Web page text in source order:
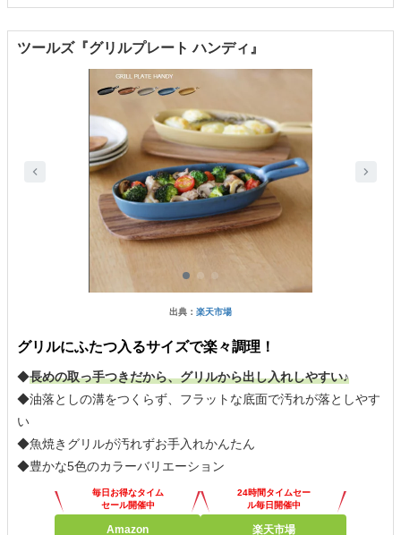
ツールズ『グリルプレート ハンディ』
出典： 楽天市場
グリルにふたつ入るサイズで楽々調理！
◆長めの取っ手つきだから、グリルから出し入れしやすい♪
◆油落としの溝をつくらず、フラットな底面で汚れが落としやす
い
◆魚焼きグリルが汚れずお手入れかんたん
◆豊かな5色のカラーバリエーション
毎日お得なタイム
セール開催中
Amazon
24時間タイムセー
ル毎日開催中
楽天市場